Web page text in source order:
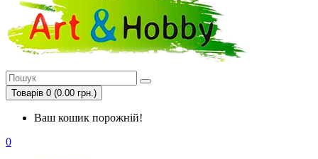
Товарів 0 (0.00 грн.)
Ваш кошик порожній!
0